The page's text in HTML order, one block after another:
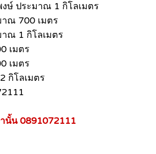
งษ์ ประมาณ 1 กิโลเมตร
ณ 700 เมตร
ณ 1 กิโลเมตร
เมตร
เมตร
กิโลเมตร
นั้น 0891072111